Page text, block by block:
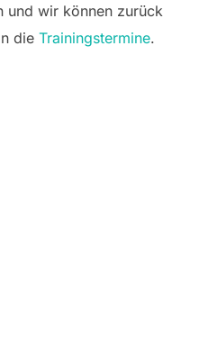
und wir können zurück
die Trainingstermine.